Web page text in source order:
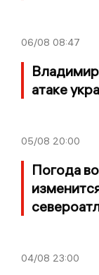
06/08 08:47
атаке
05/08 20:00
Погода
04/08 23:00